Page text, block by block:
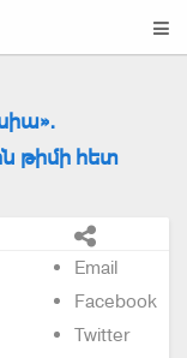
թիմի հետ
Email
Facebook
Twitter